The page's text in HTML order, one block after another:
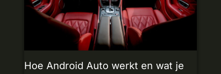
Hoe Android Auto werkt en wat je